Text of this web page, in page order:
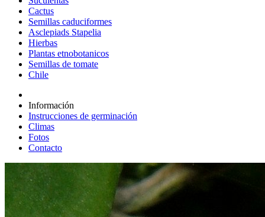
Cactus
Semillas caduciformes
Asclepiads Stapelia
Hierbas
Plantas etnobotanicos
Semillas de tomate
Chile
Información
Instrucciones de germinación
Climas
Fotos
Contacto